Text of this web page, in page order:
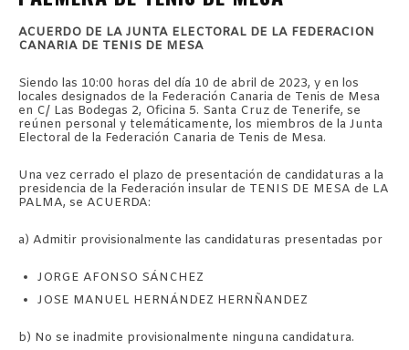
ACUERDO DE LA JUNTA ELECTORAL DE LA FEDERACION
CANARIA DE TENIS DE MESA
Siendo las 10:00 horas del día 10 de abril de 2023, y en los
locales designados de la Federación Canaria de Tenis de Mesa
en C/ Las Bodegas 2, Oficina 5. Santa Cruz de Tenerife, se
reúnen personal y telemáticamente, los miembros de la Junta
Electoral de la Federación Canaria de Tenis de Mesa.
Una vez cerrado el plazo de presentación de candidaturas a la
presidencia de la Federación insular de TENIS DE MESA de LA
PALMA, se ACUERDA:
a) Admitir provisionalmente las candidaturas presentadas por
JORGE AFONSO SÁNCHEZ
JOSE MANUEL HERNÁNDEZ HERNÑANDEZ
b) No se inadmite provisionalmente ninguna candidatura.